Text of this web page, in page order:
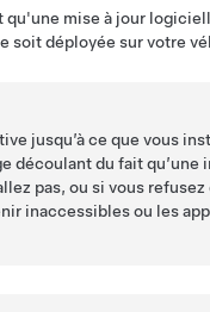
mise à jour
soit déployée sur votre
jusqu’à ce que vous
découlant du fait qu’une
pas, ou si vous
inaccessibles ou les